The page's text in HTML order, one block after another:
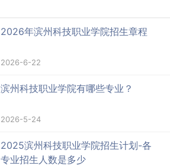
2026年滨州科技职业学院招生章程
2026-6-22
滨州科技职业学院有哪些专业？
2026-5-24
2025滨州科技职业学院招生计划-各
专业招生人数是多少